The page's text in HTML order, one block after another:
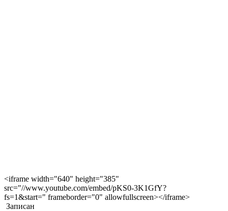
<iframe width="640" height="385"
src="//www.youtube.com/embed/pKS0-3K1GfY?
fs=1&start=" frameborder="0" allowfullscreen></iframe>
Записан